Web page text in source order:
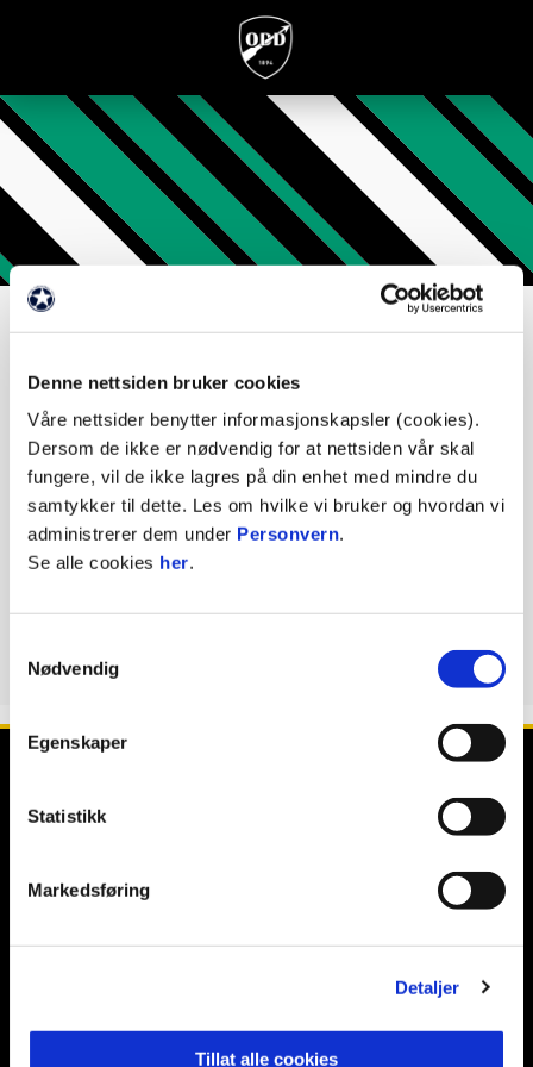
Denne nettsiden bruker cookies
Våre nettsider benytter informasjonskapsler (cookies).
Dersom de ikke er nødvendig for at nettsiden vår skal
fungere, vil de ikke lagres på din enhet med mindre du
samtykker til dette. Les om hvilke vi bruker og hvordan vi
administrerer dem under Personvern.
Se alle cookies her.
Nødvendig
Egenskaper
Statistikk
Markedsføring
Detaljer
Tillat alle cookies
Redd barna
Arrivals to Skien
Kirkens bymisjon
Gatelaget
E-post
Twitter